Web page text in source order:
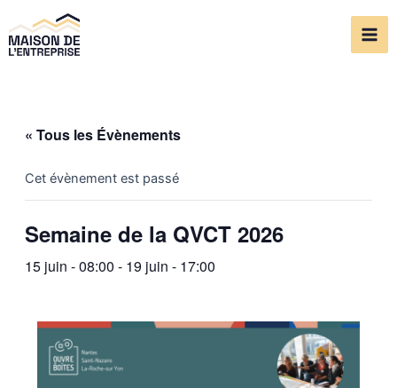
au
contenu
« Tous les Évènements
Cet évènement est passé
Semaine de la QVCT 2026
15 juin - 08:00 - 19 juin - 17:00